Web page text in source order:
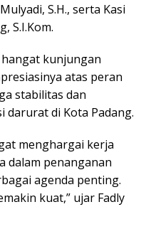
S.H., serta Kasi
S.I.Kom.
kunjungan
atas peran
stabilitas dan
darurat di Kota Padang.
menghargai kerja
dalam penanganan
agenda penting.
kuat,” ujar Fadly